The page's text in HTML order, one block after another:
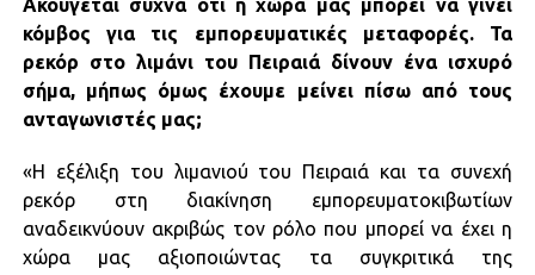
Ακούγεται συχνά ότι η χώρα μας μπορεί να γίνει
κόμβος για τις εμπορευματικές μεταφορές. Τα
ρεκόρ στο λιμάνι του Πειραιά δίνουν ένα ισχυρό
σήμα, μήπως όμως έχουμε μείνει πίσω από τους
ανταγωνιστές μας;
«Η εξέλιξη του λιμανιού του Πειραιά και τα συνεχή
ρεκόρ στη διακίνηση εμπορευματοκιβωτίων
αναδεικνύουν ακριβώς τον ρόλο που μπορεί να έχει η
χώρα μας αξιοποιώντας τα συγκριτικά της